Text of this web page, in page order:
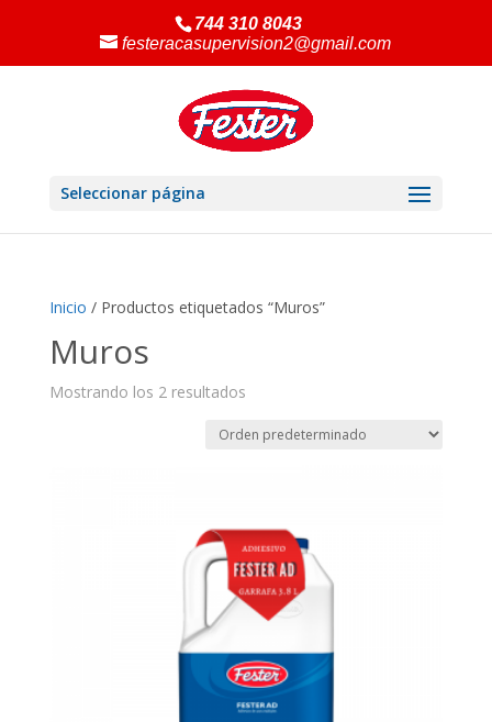
744 310 8043
festeracasupervision2@gmail.com
Seleccionar página
Inicio / Productos etiquetados “Muros”
Muros
Mostrando los 2 resultados